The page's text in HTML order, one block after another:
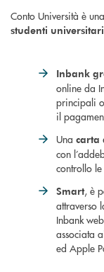
Conto Università è
studenti universitari
Inbank
online da
principali
il
Una carta
con
controllo le
Smart, è
attraverso
Inbank
associata
ed Apple